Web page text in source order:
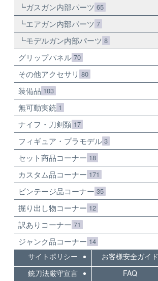
ガスガン内部パーツ 65
エアガン内部パーツ 7
モデルガン内部パーツ 8
グリップパネル 70
その他アクセサリ 80
装備品 103
無可動実銃 1
ナイフ・刀剣類 17
フィギュア・プラモデル 3
セット商品コーナー 18
カスタム品コーナー 171
ビンテージ品コーナー 35
掘り出し物コーナー 12
訳ありコーナー 71
ジャンク品コーナー 14
サイトポリシー
お客様安全ガイド
銃刀法厳守宣言
FAQ